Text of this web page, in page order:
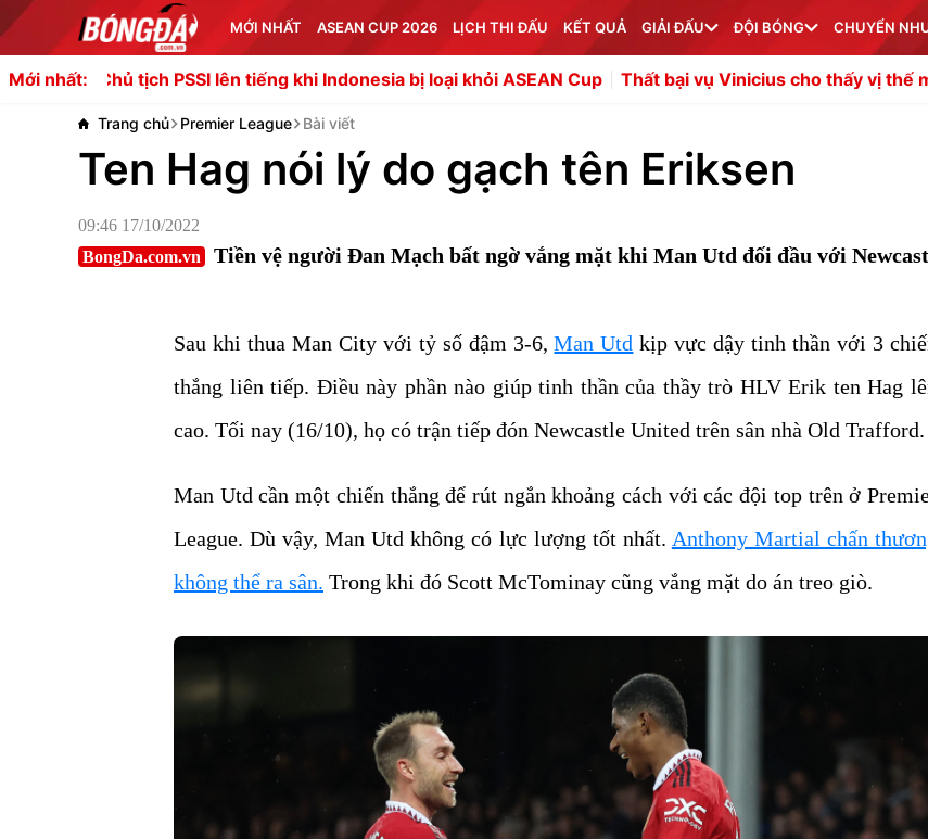
MỚI NHẤT ASEAN CUP 2026 LỊCH THI ĐẤU KẾT QUẢ GIẢI ĐẤU ĐỘI BÓNG CHUYỂN
Mới nhất:
tịch PSSI lên tiếng khi Indonesia bị loại khỏi ASEAN Cup Thất bại vụ Vinicius cho thấy vị thế mới của
Trang chủ Premier League Bài viết
Ten Hag nói lý do gạch tên Eriksen
09:46 17/10/2022
BongDa.com.vn
Tiền vệ người Đan Mạch bất ngờ vắng mặt khi Man Utd đối đầu với
Sau khi thua Man City với tỷ số đậm 3-6,Man Utd kịp vực dậy tinh thần với 3
thắng liên tiếp. Điều này phần nào giúp tinh thần của thầy trò HLV Erik ten Hag
cao. Tối nay (16/10), họ có trận tiếp đón Newcastle United trên sân nhà Old Trafford.
Man Utd cần một chiến thắng để rút ngắn khoảng cách với các đội top trên ở
League. Dù vậy, Man Utd không có lực lượng tốt nhất. Anthony Martial chấn
không thể ra sân. Trong khi đó Scott McTominay cũng vắng mặt do án treo giò.